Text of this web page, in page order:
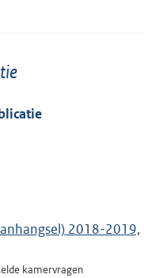
2018-2019,
kamervragen